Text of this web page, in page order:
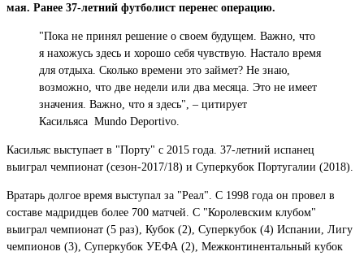
мая. Ранее 37-летний футболист перенес операцию.
"Пока не принял решение о своем будущем. Важно, что
я нахожусь здесь и хорошо себя чувствую. Настало время
для отдыха. Сколько времени это займет? Не знаю,
возможно, что две недели или два месяца. Это не имеет
значения. Важно, что я здесь", – цитирует
Касильяса Mundo Deportivo.
Касильяс выступает в "Порту" с 2015 года. 37-летний испанец
выиграл чемпионат (сезон-2017/18) и Суперкубок Португалии (2018).
Вратарь долгое время выступал за "Реал"​. С 1998 года он провел в
составе мадридцев более 700 матчей. С "Королевским клубом"
выиграл чемпионат (5 раз), Кубок (2), Суперкубок (4) Испании, Лигу
чемпионов (3), Суперкубок УЕФА (2), Межконтинентальный кубок